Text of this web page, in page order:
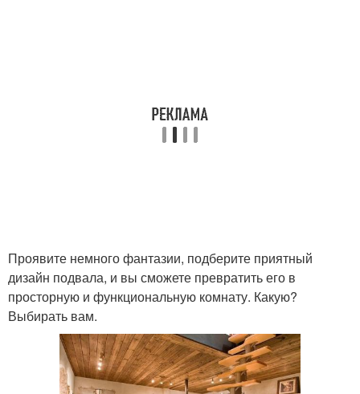
Проявите немного фантазии, подберите приятный
дизайн подвала, и вы сможете превратить его в
просторную и функциональную комнату. Какую?
Выбирать вам.